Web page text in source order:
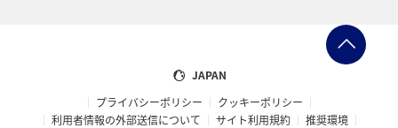
フランス
ワーケーション
メジナ 青森県 大阪府
JAPAN
プライバシーポリシー
クッキーポリシー
利用者情報の外部送信について
サイト利用規約
推奨環境